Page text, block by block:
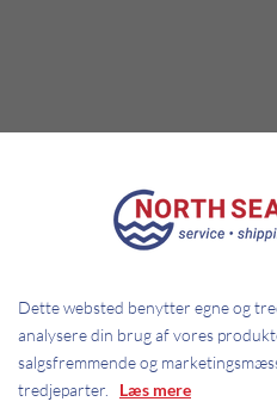
Dette websted benytter egne og
analysere din brug af vores
salgsfremmende og
tredjeparter. Læs mere